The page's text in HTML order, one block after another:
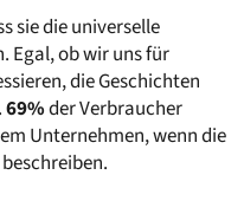
sie die universelle
Egal, ob wir uns für
die Geschichten
69% der Verbraucher
Unternehmen, wenn die